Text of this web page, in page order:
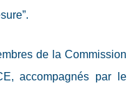
de la Commission
accompagnés par le